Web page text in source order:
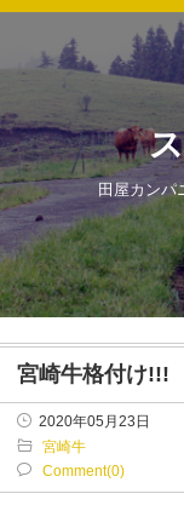
田屋カンパ
宮崎牛格付け!!!
2020年05月23日
宮崎牛
Comment(0)